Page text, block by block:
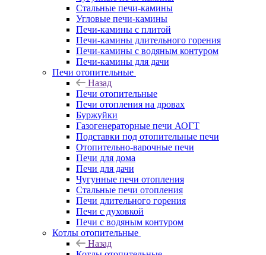
Стальные печи-камины
Угловые печи-камины
Печи-камины с плитой
Печи-камины длительного горения
Печи-камины с водяным контуром
Печи-камины для дачи
Печи отопительные
Назад
Печи отопительные
Печи отопления на дровах
Буржуйки
Газогенераторные печи АОГТ
Подставки под отопительные печи
Отопительно-варочные печи
Печи для дома
Печи для дачи
Чугунные печи отопления
Стальные печи отопления
Печи длительного горения
Печи с духовкой
Печи с водяным контуром
Котлы отопительные
Назад